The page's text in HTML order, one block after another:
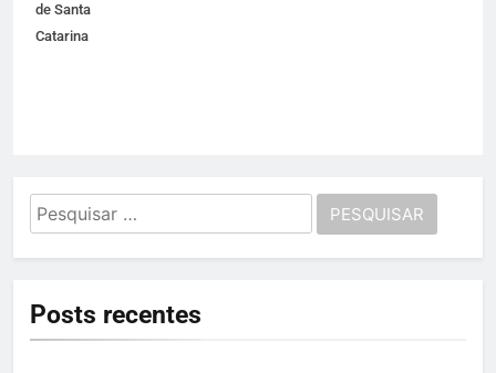
de Santa
Catarina
Pesquisar
por:
Posts recentes